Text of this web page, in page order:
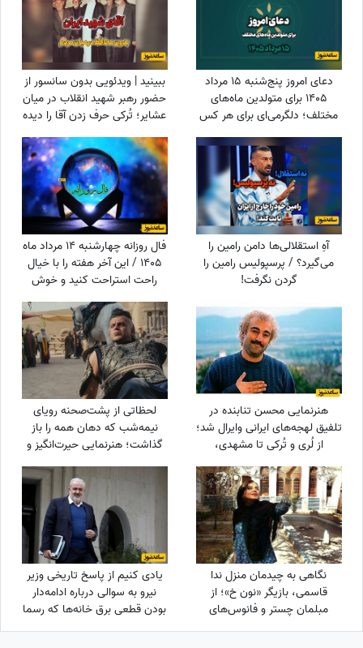
دعای امروز پنج‌شنبه 15 مرداد
1405 برای متولدین ماه‌های
مختلف؛ دلگرمی‌ای برای هر کس
که در آرزوها و نیازهای زندگی
مانده است
ببینید | ویدئویی بدون سانسور از
حضور رهبر شهید انقلاب در میان
عشایر؛ تُرکی حرف زدن آقا را دیده
بودید؟
آهِ استقلالی‌ها دامن رامین را
می‌گیرد؟ / پرسپولیس رامین را
گردن نگرفت!
فال روزانه چهارشنبه 14 مرداد ماه
1405 / این آخر هفته را با خیال
راحت استراحت کنید و خوش
بگذرانید
هنرنمایی محسن تنابنده در
تلفیق لهجه‌های ایرانی وایرال شد؛
از لُری و تُرکی تا مشهدی،
مازندرانی و فارسی دری + ویدئو
لحظاتی از پشت‌صحنه رویای
نیمه‌شب که دهان همه را باز
گذاشت؛ هنرنمایی حیرت‌انگیز و
جانانه روزبه حصاری بدون
بدلکار!+ویدیو
نگاهی به چیدمان منزل ندا
قاسمی، بازیگر «نون خ»؛ از
مبلمان چستر و فانوس‌های
دکوراتیو تا کابینت شیشه‌ای و
یادی کنیم از پاسخ تاریخی وزیر
نیرو به سوالی درباره ادامه‌دار
بودن قطعی برق خانه‌ها که رسما
بازی با اعصاب مردم بود!